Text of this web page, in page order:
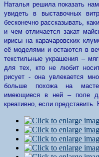
Наталья решила показать
увидеть в выставочных
бесконечно рассказывать,
и чем отличается закат
ирисы на карачаровских
её моделями и остаются в
текстильные украшения –
для тех, кто не любит
рисует - она увлекается
больше похожа на
имеющиеся в ней – поле
креативно, если представить.